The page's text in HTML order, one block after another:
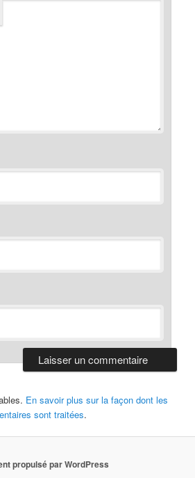
En savoir plus sur la façon dont les
sont traitées.
propulsé par WordPress